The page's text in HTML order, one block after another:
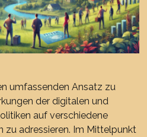
umfassenden Ansatz zu
der digitalen und
auf verschiedene
zu adressieren. Im Mittelpunkt